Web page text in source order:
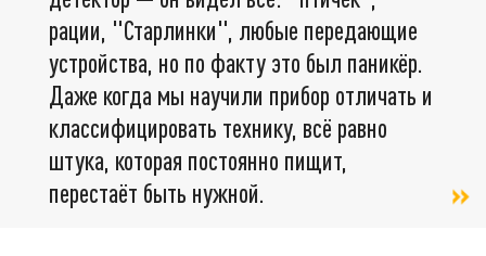
рации, "Старлинки", любые передающие
устройства, но по факту это был паникёр.
Даже когда мы научили прибор отличать и
классифицировать технику, всё равно
штука, которая постоянно пищит,
перестаёт быть нужной.